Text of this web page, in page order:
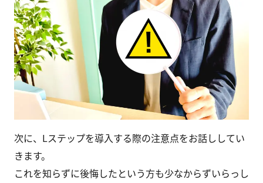
次に、Lステップを導入する際の注意点をお話ししてい
きます。
これを知らずに後悔したという方も少なからずいらっし